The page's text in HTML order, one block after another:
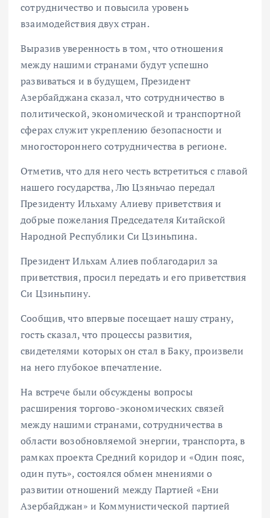
сотрудничество и повысила уровень
взаимодействия двух стран.
Выразив уверенность в том, что отношения
между нашими странами будут успешно
развиваться и в будущем, Президент
Азербайджана сказал, что сотрудничество в
политической, экономической и транспортной
сферах служит укреплению безопасности и
многостороннего сотрудничества в регионе.
Отметив, что для него честь встретиться с главой
нашего государства, Лю Цзяньчао передал
Президенту Ильхаму Алиеву приветствия и
добрые пожелания Председателя Китайской
Народной Республики Си Цзиньпина.
Президент Ильхам Алиев поблагодарил за
приветствия, просил передать и его приветствия
Си Цзиньпину.
Сообщив, что впервые посещает нашу страну,
гость сказал, что процессы развития,
свидетелями которых он стал в Баку, произвели
на него глубокое впечатление.
На встрече были обсуждены вопросы
расширения торгово-экономических связей
между нашими странами, сотрудничества в
области возобновляемой энергии, транспорта, в
рамках проекта Средний коридор и «Один пояс,
один путь», состоялся обмен мнениями о
развитии отношений между Партией «Ени
Азербайджан» и Коммунистической партией